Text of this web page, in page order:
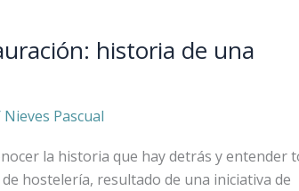
historia de una
Nieves Pascual
la historia que hay detrás y entender
hostelería, resultado de una iniciativa de